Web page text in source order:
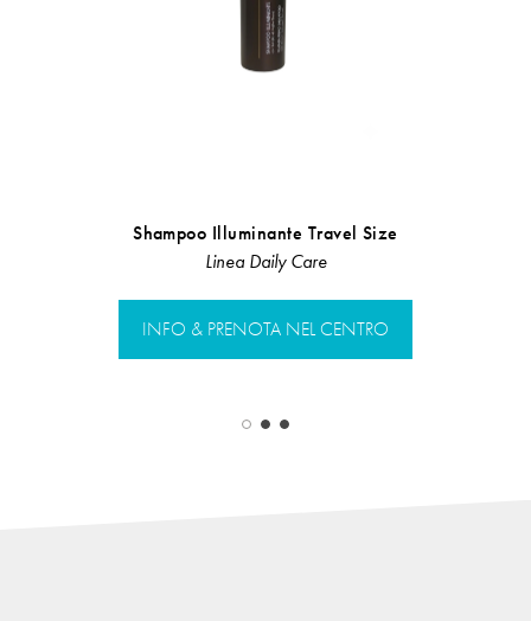
Shampoo Illuminante Travel Size
Linea Daily Care
INFO & PRENOTA NEL CENTRO